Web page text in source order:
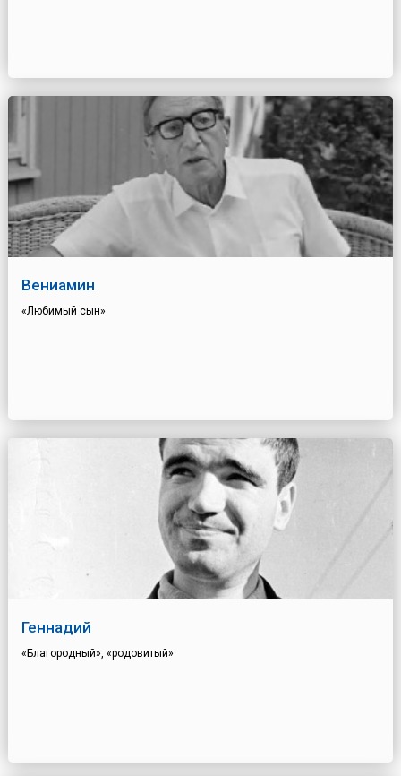
Вениамин
«Любимый сын»
Геннадий
«Благородный», «родовитый»